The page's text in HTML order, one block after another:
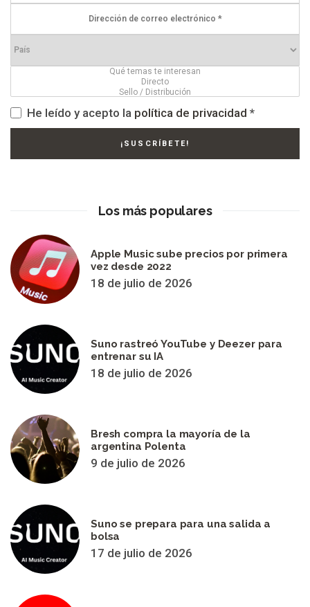
He leído y acepto la política de privacidad *
Los más populares
Apple Music sube precios por primera
vez desde 2022
18 de julio de 2026
Suno rastreó YouTube y Deezer para
entrenar su IA
18 de julio de 2026
Bresh compra la mayoría de la
argentina Polenta
9 de julio de 2026
Suno se prepara para una salida a
bolsa
17 de julio de 2026